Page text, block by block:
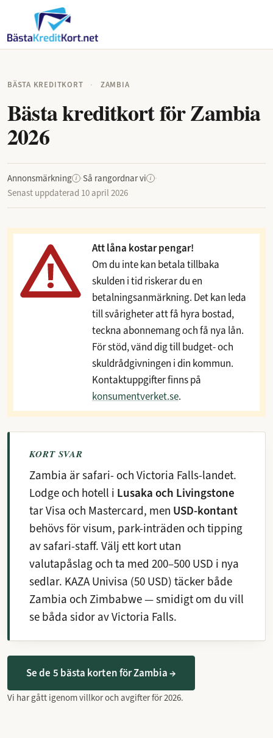
BÄSTA KREDITKORT · ZAMBIA
Bästa kreditkort för Zambia
2026
Annonsmärkning i ·Så rangordnar vi i ·
Senast uppdaterad 10 april 2026
Att låna kostar pengar!
Om du inte kan betala tillbaka
skulden i tid riskerar du en
betalningsanmärkning. Det kan leda
till svårigheter att få hyra bostad,
teckna abonnemang och få nya lån.
För stöd, vänd dig till budget- och
skuldrådgivningen i din kommun.
Kontaktuppgifter finns på
konsumentverket.se.
KORT SVAR
Zambia är safari- och Victoria Falls-landet.
Lodge och hotell i Lusaka och Livingstone
tar Visa och Mastercard, men USD-kontant
behövs för visum, park-inträden och tipping
av safari-staff. Välj ett kort utan
valutapåslag och ta med 200–500 USD i nya
sedlar. KAZA Univisa (50 USD) täcker både
Zambia och Zimbabwe — smidigt om du vill
se båda sidor av Victoria Falls.
Se de 5 bästa korten för Zambia →
Vi har gått igenom villkor och avgifter för 2026.